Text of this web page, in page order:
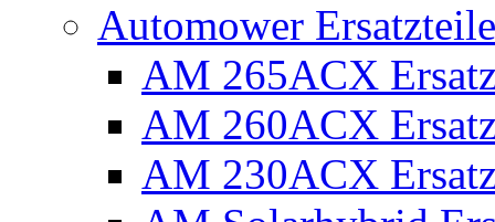
Automower
AM 265ACX
AM 260ACX
AM 230ACX